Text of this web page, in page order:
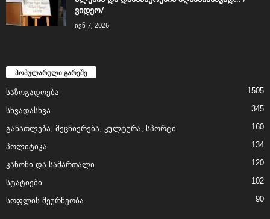
ვიდეო/
ივნ 7, 2026
პოპულარული გარეშე
საზოგადოება 1505
სხვადასხვა 345
განათლება, მეცნიერება, კულტურა, სპორტი 160
პოლიტიკა 134
კანონი და სამართალი 120
სტატიები 102
სოფლის მეურნეობა 90